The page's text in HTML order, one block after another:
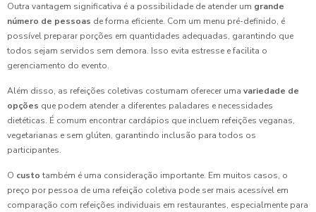
Outra vantagem significativa é a possibilidade de atender um grande
número de pessoas de forma eficiente. Com um menu pré-definido, é
possível preparar porções em quantidades adequadas, garantindo que
todos sejam servidos sem demora. Isso evita estresse e facilita o
gerenciamento do evento.
Além disso, as refeições coletivas costumam oferecer uma variedade de
opções que podem atender a diferentes paladares e necessidades
dietéticas. É comum encontrar cardápios que incluem refeições veganas,
vegetarianas e sem glúten, garantindo inclusão para todos os
participantes.
O custo também é uma consideração importante. Em muitos casos, o
preço por pessoa de uma refeição coletiva pode ser mais acessível em
comparação com refeições individuais em restaurantes, especialmente para